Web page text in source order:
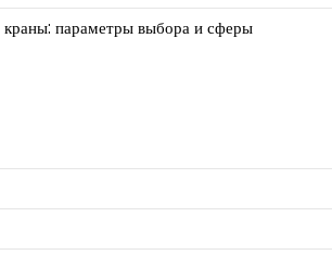
краны: параметры выбора и сферы